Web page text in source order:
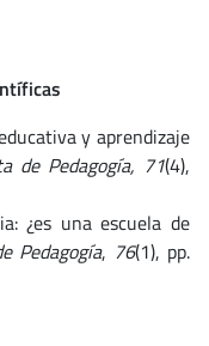
y aprendizaje
de Pedagogía, 71(4),
¿es una escuela de
Pedagogía, 76(1), pp.